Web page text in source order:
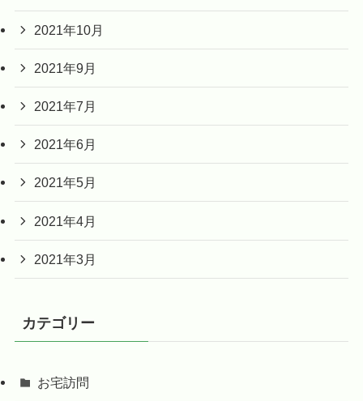
2021年10月
2021年9月
2021年7月
2021年6月
2021年5月
2021年4月
2021年3月
カテゴリー
お宅訪問